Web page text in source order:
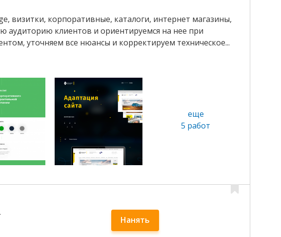
визитки, корпоративные, каталоги, интернет магазины,
аудиторию клиентов и ориентируемся на нее при
уточняем все нюансы и корректируем техническое...
еще
5 работ
Нанять